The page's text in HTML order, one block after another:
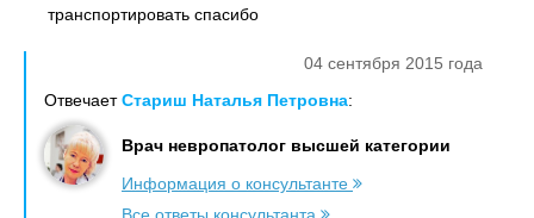
транспортировать спасибо
04 сентября 2015 года
ОтвечаетСтариш Наталья Петровна:
Врач невропатолог высшей категории
Информация о консультанте